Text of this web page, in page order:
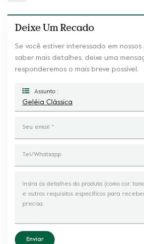
Deixe Um Recado
Se você estiver interessado em
saber mais detalhes, deixe uma
responderemos o mais breve possível.
Assunto :
Geléia Clássica
Enviar